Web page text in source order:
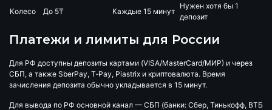
Колесо До 5₸ Каждые 15 минут
Нужен хотя бы 1
депозит
Платежи и лимиты для России
Для РФ доступны депозиты картами (VISA/MasterCard/МИР) и через
СБП, а также SberPay, T‑Pay, Piastrix и криптовалюта. Время
зачисления депозита обычно укладывается в 15 минут.
Для вывода по РФ основной канал — СБП (банки: Сбер, Тинькофф, ВТБ